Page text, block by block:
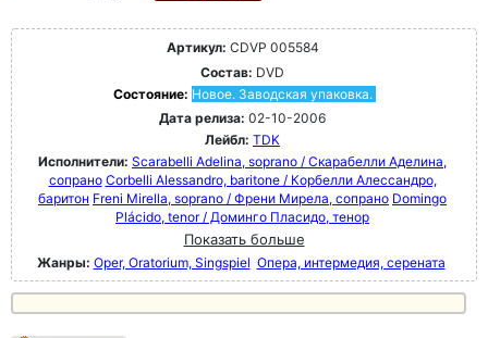
Артикул: CDVP 005584
Состав: DVD
Состояние: Новое. Заводская упаковка.
Дата релиза: 02-10-2006
Лейбл: TDK
Исполнители: Scarabelli Adelina, soprano / Скарабелли Аделина,
сопрано Corbelli Alessandro, baritone / Корбелли Алессандро,
баритон Freni Mirella, soprano / Френи Мирела, сопрано Domingo
Plácido, tenor / Доминго Пласидо, тенор
Показать больше
Жанры: Oper, Oratorium, Singspiel Опера, интермедия, серената